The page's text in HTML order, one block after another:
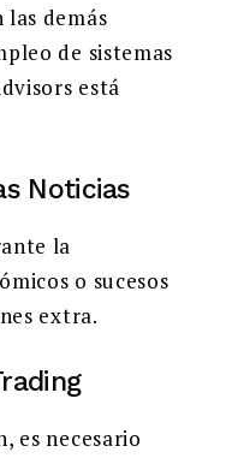
las demás
de sistemas
está
Noticias
la
o sucesos
extra.
es necesario